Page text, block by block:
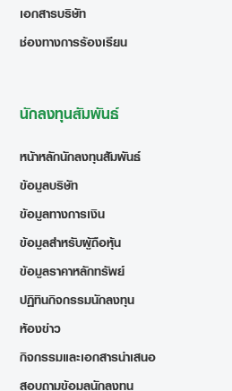
เอกสารบริษัท
ช่องทางการร้องเรียน
นักลงทุนสัมพันธ์
หน้าหลักนักลงทุนสัมพันธ์
ข้อมูลบริษัท
ข้อมูลทางการเงิน
ข้อมูลสำหรับผู้ถือหุ้น
ข้อมูลราคาหลักทรัพย์
ปฏิทินกิจกรรมนักลงทุน
ห้องข่าว
กิจกรรมและเอกสารนำเสนอ
สอบถามข้อมูลนักลงทุน